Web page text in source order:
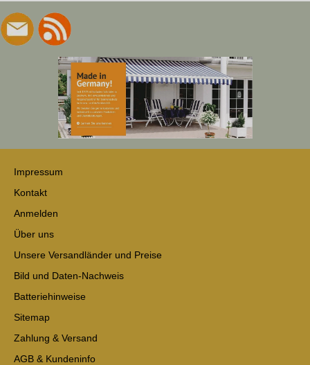
Impressum
Kontakt
Anmelden
Über uns
Unsere Versandländer und Preise
Bild und Daten-Nachweis
Batteriehinweise
Sitemap
Zahlung & Versand
AGB & Kundeninfo